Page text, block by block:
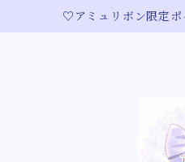
♡アミュリボン限定